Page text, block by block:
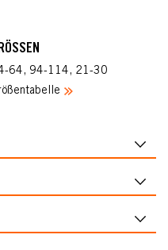
64, 94-114, 21-30